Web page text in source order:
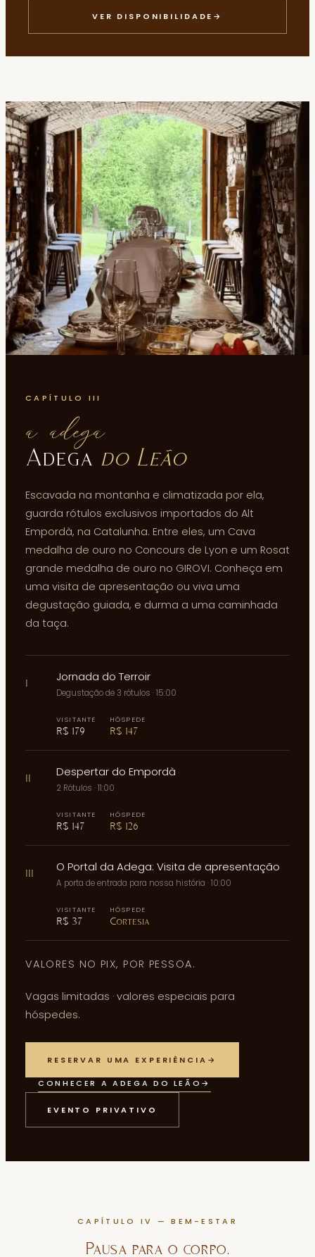
VER DISPONIBILIDADE →
CAPÍTULO III
a adega
Adega do Leão
Escavada na montanha e climatizada por ela,
guarda rótulos exclusivos importados do Alt
Empordà, na Catalunha. Entre eles, um Cava
medalha de ouro no Concours de Lyon e um Rosat
grande medalha de ouro no GIROVI. Conheça em
uma visita de apresentação ou viva uma
degustação guiada, e durma a uma caminhada
da taça.
I Jornada do Terroir
Degustação de 3 rótulos · 15:00
VISITANTE
R$ 179
HÓSPEDE
R$ 147
II Despertar do Empordà
2 Rótulos · 11:00
VISITANTE
R$ 147
HÓSPEDE
R$ 126
III O Portal da Adega: Visita de apresentação
A porta de entrada para nossa história · 10:00
VISITANTE
R$ 37
HÓSPEDE
Cortesia
VALORES NO PIX, POR PESSOA.
Vagas limitadas · valores especiais para
hóspedes.
RESERVAR UMA EXPERIÊNCIA →
CONHECER A ADEGA DO LEÃO →
EVENTO PRIVATIVO
CAPÍTULO IV — BEM-ESTAR
Pausa para o corpo.